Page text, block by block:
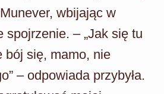
wbijając w
spojrzenie. – „Jak się tu
bój się, mamo, nie
– odpowiada przybyła.